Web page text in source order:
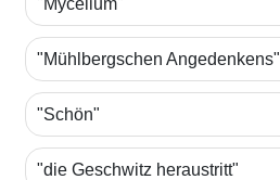
"Mühlbergschen Angedenkens"
"Schön"
"die Geschwitz heraustritt"